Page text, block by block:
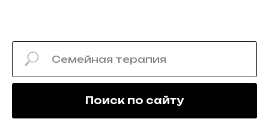
Поиск по сайту